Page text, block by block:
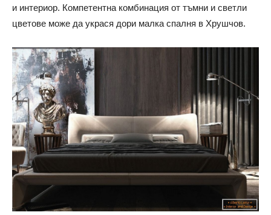
и интериор. Компетентна комбинация от тъмни и светли
цветове може да украся дори малка спалня в Хрушчов.